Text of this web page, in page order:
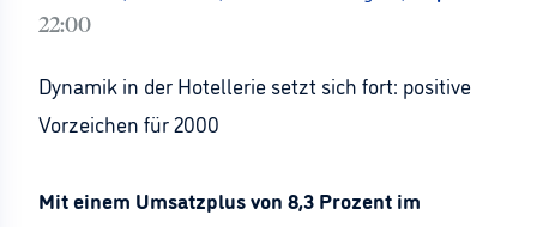
22:00
Dynamik in der Hotellerie setzt sich fort: positive
Vorzeichen für 2000
Mit einem Umsatzplus von 8,3 Prozent im